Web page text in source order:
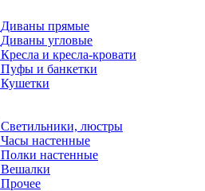
Диваны прямые
Диваны угловые
Кресла и кресла-кровати
Пуфы и банкетки
Кушетки
Светильники, люстры
Часы настенные
Полки настенные
Вешалки
Прочее